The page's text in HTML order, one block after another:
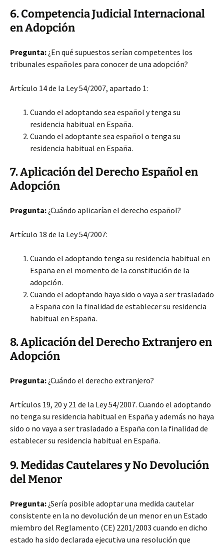
6. Competencia Judicial Internacional
en Adopción
Pregunta: ¿En qué supuestos serían competentes los
tribunales españoles para conocer de una adopción?
Artículo 14 de la Ley 54/2007, apartado 1:
Cuando el adoptando sea español y tenga su
residencia habitual en España.
Cuando el adoptante sea español o tenga su
residencia habitual en España.
7. Aplicación del Derecho Español en
Adopción
Pregunta: ¿Cuándo aplicarían el derecho español?
Artículo 18 de la Ley 54/2007:
Cuando el adoptando tenga su residencia habitual en
España en el momento de la constitución de la
adopción.
Cuando el adoptando haya sido o vaya a ser trasladado
a España con la finalidad de establecer su residencia
habitual en España.
8. Aplicación del Derecho Extranjero en
Adopción
Pregunta: ¿Cuándo el derecho extranjero?
Artículos 19, 20 y 21 de la Ley 54/2007. Cuando el adoptando
no tenga su residencia habitual en España y además no haya
sido o no vaya a ser trasladado a España con la finalidad de
establecer su residencia habitual en España.
9. Medidas Cautelares y No Devolución
del Menor
Pregunta: ¿Sería posible adoptar una medida cautelar
consistente en la no devolución de un menor en un Estado
miembro del Reglamento (CE) 2201/2003 cuando en dicho
estado ha sido declarada ejecutiva una resolución que